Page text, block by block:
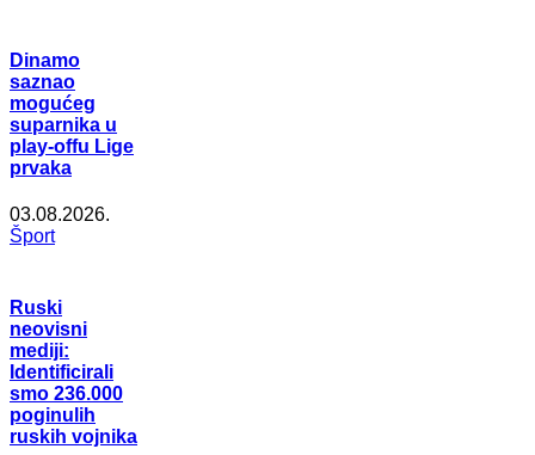
Dinamo
saznao
mogućeg
suparnika u
play-offu Lige
prvaka
03.08.2026.
Šport
Ruski
neovisni
mediji:
Identificirali
smo 236.000
poginulih
ruskih vojnika